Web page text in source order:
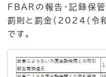
FBARの報告・記録保
罰則と罰金（2024（令
です。